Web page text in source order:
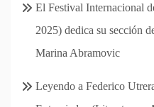
El Festival Internacional
2025) dedica su sección
Marina Abramovic
Leyendo a Federico